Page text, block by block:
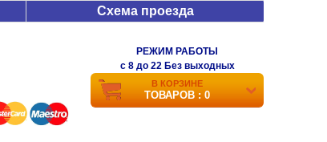
Схема проезда
РЕЖИМ РАБОТЫ
c 8 до 22 Без выходных
В КОРЗИНЕ
ТОВАРОВ : 0